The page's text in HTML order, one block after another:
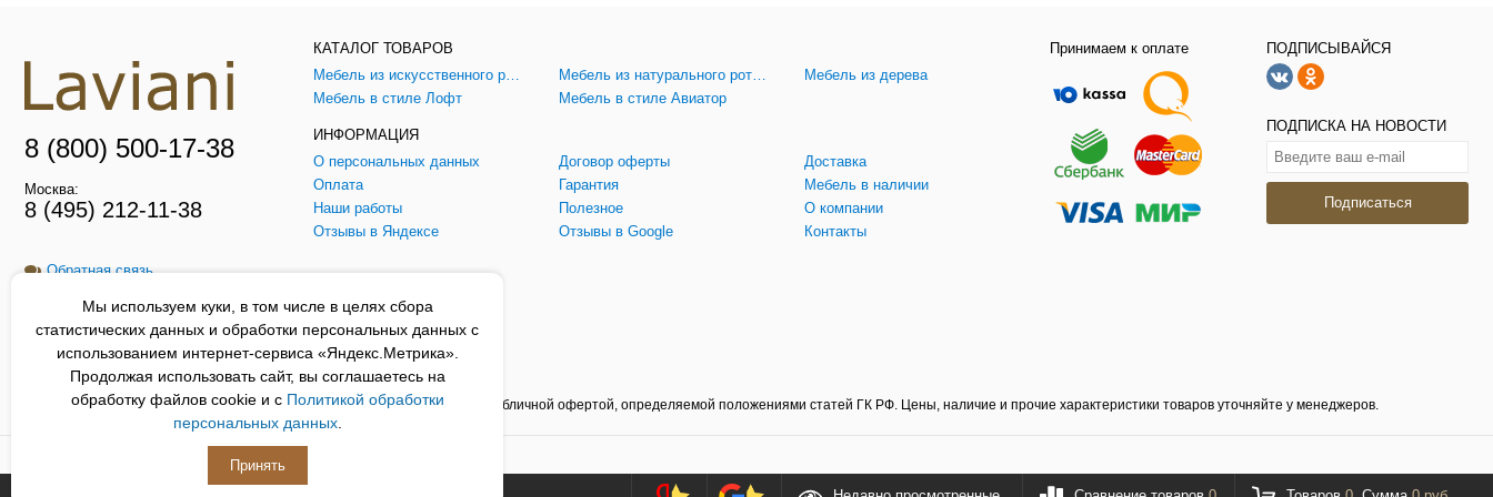
Мы используем куки, в том числе в целях сбора
статистических данных и обработки персональных данных с
использованием интернет-сервиса «Яндекс.Метрика».
Продолжая использовать сайт, вы соглашаетесь на
обработку файлов cookie и с Политикой обработки
персональных данных.
Принять
8 (800) 500-17-38
Москва:
8 (495) 212-11-38
Обратная связь
Заказать звонок
КАТАЛОГ ТОВАРОВ
Мебель из натурального ротанга
Мебель из дерева
Мебель в стиле Лофт
Мебель в стиле Авиатор
ИНФОРМАЦИЯ
О персональных данных
Договор оферты
Доставка
Оплата
Гарантия
Мебель в наличии
Наши работы
Полезное
О компании
Отзывы в Яндексе
Отзывы в Google Контакты
Принимаем к оплате ПОДПИСЫВАЙСЯ
ПОДПИСКА НА НОВОСТИ
Подписаться
Сайт Laviani.ru носит только информационный характер, и не является публичной офертой, определяемой положениями статей ГК РФ. Цены, наличие и прочие характеристики товаров уточняйте у менеджеров.